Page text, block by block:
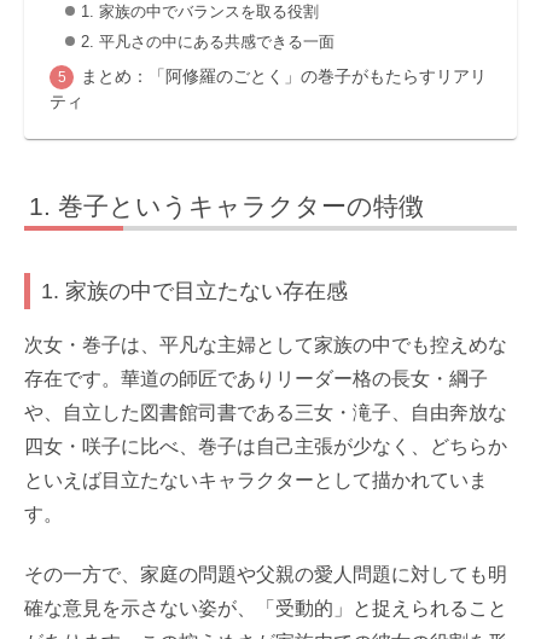
1. 家族の中でバランスを取る役割
2. 平凡さの中にある共感できる一面
まとめ：「阿修羅のごとく」の巻子がもたらすリアリ
ティ
巻子というキャラクターの特徴
1. 家族の中で目立たない存在感
次女・巻子は、平凡な主婦として家族の中でも控えめな
存在です。華道の師匠でありリーダー格の長女・綱子
や、自立した図書館司書である三女・滝子、自由奔放な
四女・咲子に比べ、巻子は自己主張が少なく、どちらか
といえば目立たないキャラクターとして描かれていま
す。
その一方で、家庭の問題や父親の愛人問題に対しても明
確な意見を示さない姿が、「受動的」と捉えられること